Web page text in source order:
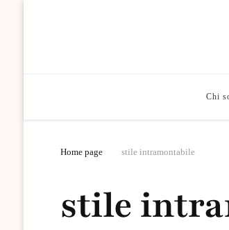
Chi
Home page stile intramontabile
stile